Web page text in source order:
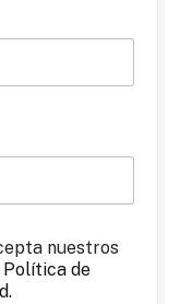
nuestros
Política de
.